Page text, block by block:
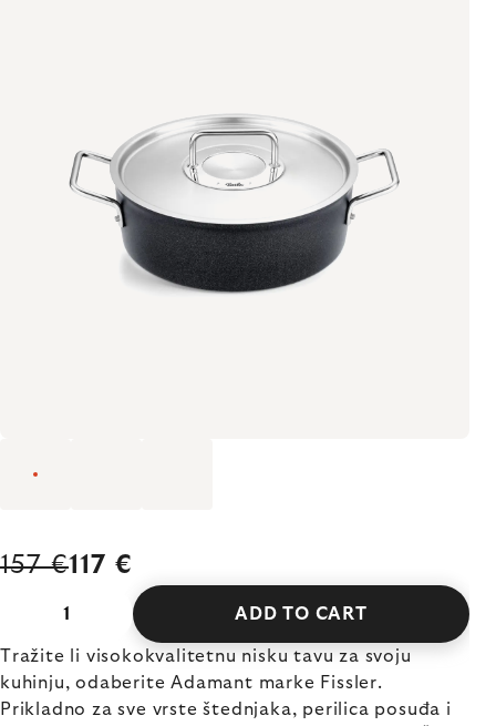
157 €117 €
ADD TO CART
Tražite li visokokvalitetnu nisku tavu za svoju
kuhinju, odaberite Adamant marke Fissler.
Prikladno za sve vrste štednjaka, perilica posuđa i